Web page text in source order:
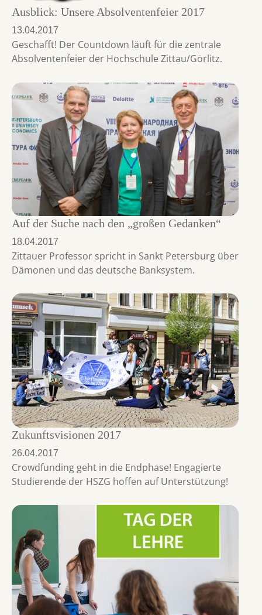
Ausblick: Unsere Absolventenfeier 2017
13.04.2017
Geschafft! Der Countdown läuft für die zentrale
Absolventenfeier der Hochschule Zittau/Görlitz.
Auf der Suche nach den „großen Gedanken“
18.04.2017
Zittauer Professor spricht in Sankt Petersburg über
Dämonen und das deutsche Banksystem.
Zukunftsvisionen 2017
26.04.2017
Crowdfunding geht in die Endphase! Engagierte
Studierende der HSZG hoffen auf Unterstützung!